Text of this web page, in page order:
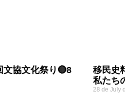
文協文化祭り🔴8
移民史
私たち
28 de July